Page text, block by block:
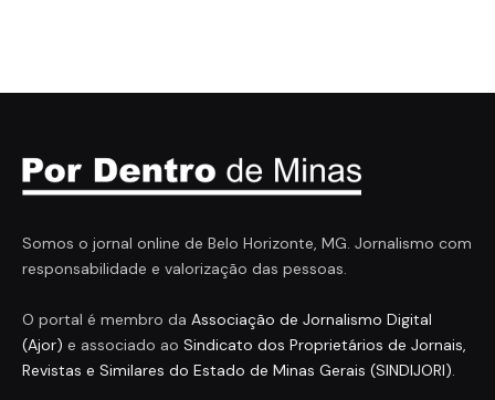
Somos o jornal online de Belo Horizonte, MG. Jornalismo com
responsabilidade e valorização das pessoas.
O portal é membro da Associação de Jornalismo Digital
(Ajor) e associado ao Sindicato dos Proprietários de Jornais,
Revistas e Similares do Estado de Minas Gerais (SINDIJORI).